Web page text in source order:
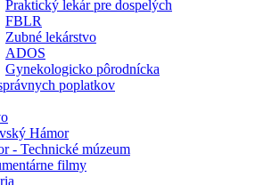
Praktický lekár pre dospelých
FBLR
Zubné lekárstvo
ADOS
Gynekologicko pôrodnícka
poplatkov
Hámor
- Technické múzeum
filmy